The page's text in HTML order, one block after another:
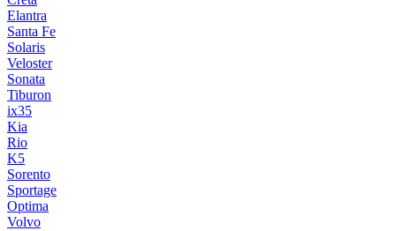
Elantra
Santa Fe
Solaris
Veloster
Sonata
Tiburon
ix35
Kia
Rio
K5
Sorento
Sportage
Optima
Volvo